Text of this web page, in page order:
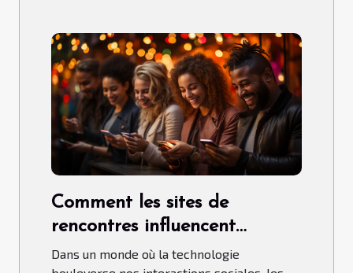
Comment les sites de
rencontres influencent
l'économie locale
Dans un monde où la technologie